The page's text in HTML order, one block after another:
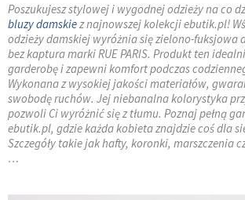
Poszukujesz stylowej i wygodnej odzieży na co
bluzy damskiez najnowszej kolekcji ebutik.pl!
odzieży damskiej wyróżnia się zielono-fuksjowa
bez kaptura marki RUE PARIS. Produkt ten
garderobę i zapewni komfort podczas
Wykonana z wysokiej jakości materiałów,
swobodę ruchów. Jej niebanalna kolorystyka
pozwoli Ci wyróżnić się z tłumu. Poznaj pełną
ebutik.pl, gdzie każda kobieta znajdzie coś dla
Szczegóły takie jak hafty, koronki, marszczenia
…